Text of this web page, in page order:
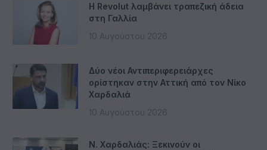
Η Revolut λαμβάνει τραπεζική άδεια
στη Γαλλία
10 Αυγούστου 2026
Δύο νέοι Αντιπεριφερειάρχες
ορίστηκαν στην Αττική από τον Νίκο
Χαρδαλιά
10 Αυγούστου 2026
Ν. Χαρδαλιάς: Ξεκινούν οι